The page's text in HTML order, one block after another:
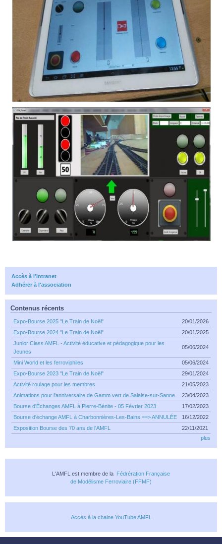
Accès à l'intranet
Adhérer à l'association
Contenus récents
Expo-Bourse 2025 "Le Train de Noël"
20/01/2026
Expo-Bourse 2024 "Le Train de Noël"
20/01/2025
Junior Class AMFL - Activité éducative et pédagogique pour les
Jeunes
05/06/2024
Mini World et les ferroviphiles
05/06/2024
Expo-Bourse 2023 "Le Train de Noël"
29/01/2024
Activité roulage pour les membres
21/05/2023
Animations pour l'anniversaire de Gamm vert de Salaise-sur-Sanne
23/04/2023
Bourse d'Échanges AMFL à Pierre-Bénite - 05 Février 2023
17/02/2023
Bourse d'échange AMFL à Charbonnières-Les-Bains ==> ANNULÉE
16/12/2022
Exposition Bourse des 70 ans de l'AMFL
22/11/2021
plus
L'AMFL est membre de la Fédrération Française
de Modélisme Ferroviaire (FFMF)
Accès à la chaine YouTube AMFL